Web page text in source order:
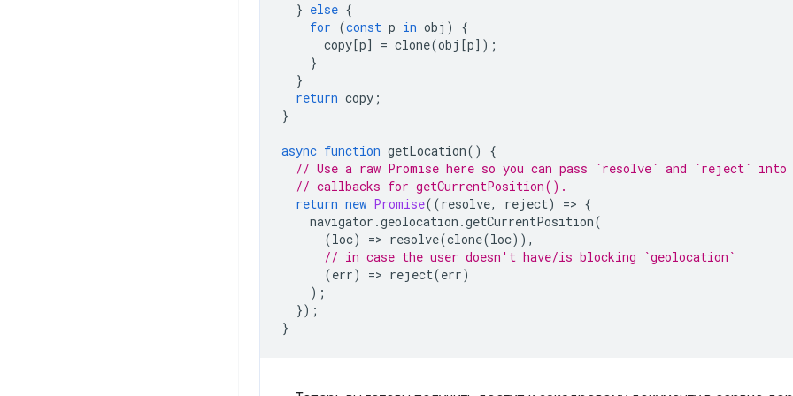
} else {
for (const p in obj )
{
copy[p] = clone(obj [p]);
}
}
return copy ;
}
async function getLocation()
{
// Use a raw Promise here so you can pass `resolve` and `reject` into
// callbacks for getCurrentPosition().
return new Promise((resolve, reject) => {
navigator .geolocation .getCurrentPosition(
(loc) => resolve(clone(loc)),
// in case the user doesn't have/is blocking `geolocation`
(err) => reject(err)
);
});
}